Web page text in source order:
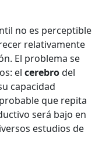
no es perceptible
relativamente
El problema se
elcerebrodel
capacidad
que repita
será bajo en
estudios de